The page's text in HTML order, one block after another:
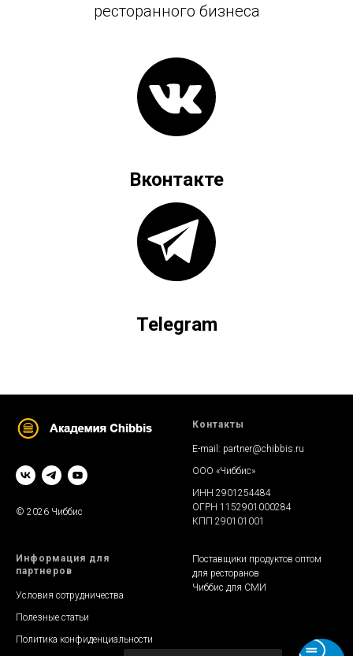
ресторанного бизнеса
Вконтакте
Telegram
© 2026 Чиббис
Контакты
E-mail: partner@chibbis.ru
ООО «Чиббис»
ИНН 2901254484
ОГРН 1152901000284
КПП 290101001
Информация для
партнеров
Условия сотрудничества
Полезные статьи
Политика конфиденциальности
Поставщики продуктов оптом
для ресторанов
Чиббис для СМИ